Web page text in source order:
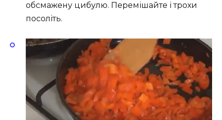
обсмажену цибулю. Перемішайте і трохи
посоліть.